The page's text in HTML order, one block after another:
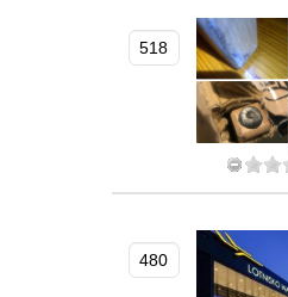
518
480